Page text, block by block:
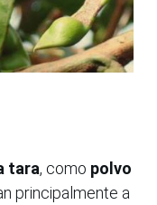
tara, como polvo
principalmente a